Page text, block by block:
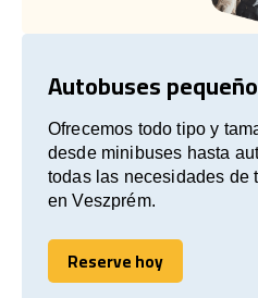
Autobuses
Ofrecemos todo tipo y
desde minibuses hasta
todas las necesidades de
en Veszprém.
Reserve hoy
Reserve hoy